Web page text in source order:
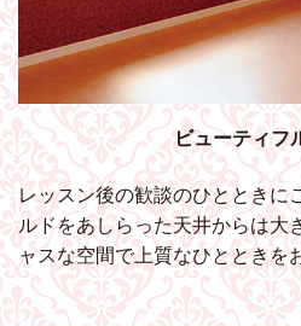
ビューティフ
レッスン後の歓談のひとときに
ルドをあしらった天井からは大
ャスな空間で上質なひとときを